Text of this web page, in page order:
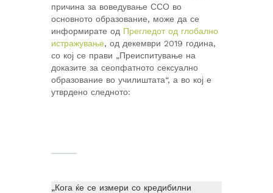
причина за воведување ССО во
основното образование, може да се
информирате од Прегледот од глобално
истражување, од декември 2019 година,
со кој се прави „Преиспитување на
доказите за сеопфатното сексуално
образование во училиштата“, а во кој е
утврдено следното:
„Кога ќе се измери со кредибилни